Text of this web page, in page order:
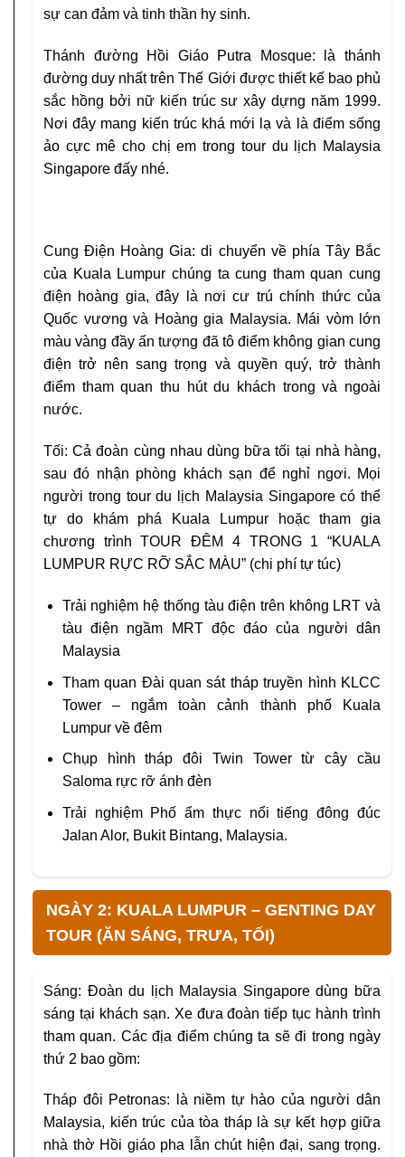
sự can đảm và tinh thần hy sinh.
Thánh đường Hồi Giáo Putra Mosque: là thánh
đường duy nhất trên Thế Giới được thiết kế bao phủ
sắc hồng bởi nữ kiến trúc sư xây dựng năm 1999.
Nơi đây mang kiến trúc khá mới lạ và là điểm sống
ảo cực mê cho chị em trong tour du lịch Malaysia
Singapore đấy nhé.
Cung Điện Hoàng Gia: di chuyển về phía Tây Bắc
của Kuala Lumpur chúng ta cung tham quan cung
điện hoàng gia, đây là nơi cư trú chính thức của
Quốc vương và Hoàng gia Malaysia. Mái vòm lớn
màu vàng đầy ấn tượng đã tô điểm không gian cung
điện trở nên sang trọng và quyền quý, trở thành
điểm tham quan thu hút du khách trong và ngoài
nước.
Tối: Cả đoàn cùng nhau dùng bữa tối tại nhà hàng,
sau đó nhận phòng khách sạn để nghỉ ngơi. Mọi
người trong tour du lịch Malaysia Singapore có thể
tự do khám phá Kuala Lumpur hoặc tham gia
chương trình TOUR ĐÊM 4 TRONG 1 “KUALA
LUMPUR RỰC RỠ SẮC MÀU” (chi phí tự túc)
Trải nghiệm hệ thống tàu điện trên không LRT và
tàu điện ngầm MRT độc đáo của người dân
Malaysia
Tham quan Đài quan sát tháp truyền hình KLCC
Tower – ngắm toàn cảnh thành phố Kuala
Lumpur về đêm
Chụp hình tháp đôi Twin Tower từ cây cầu
Saloma rực rỡ ánh đèn
Trải nghiệm Phố ẩm thực nổi tiếng đông đúc
Jalan Alor, Bukit Bintang, Malaysia.
NGÀY 2: KUALA LUMPUR – GENTING DAY
TOUR (ĂN SÁNG, TRƯA, TỐI)
Sáng: Đoàn du lịch Malaysia Singapore dùng bữa
sáng tại khách sạn. Xe đưa đoàn tiếp tục hành trình
tham quan. Các địa điểm chúng ta sẽ đi trong ngày
thứ 2 bao gồm:
Tháp đôi Petronas: là niềm tự hào của người dân
Malaysia, kiến trúc của tòa tháp là sự kết hợp giữa
nhà thờ Hồi giáo pha lẫn chút hiện đại, sang trọng.